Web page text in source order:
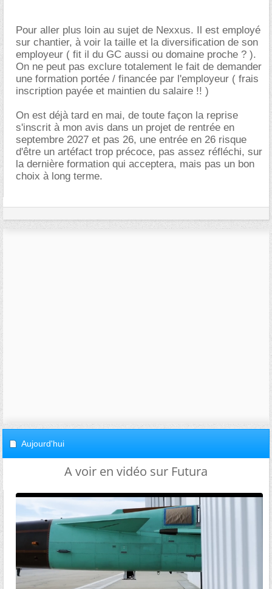
Pour aller plus loin au sujet de Nexxus. Il est employé
sur chantier, à voir la taille et la diversification de son
employeur ( fit il du GC aussi ou domaine proche ? ).
On ne peut pas exclure totalement le fait de demander
une formation portée / financée par l'employeur ( frais
inscription payée et maintien du salaire !! )
On est déjà tard en mai, de toute façon la reprise
s'inscrit à mon avis dans un projet de rentrée en
septembre 2027 et pas 26, une entrée en 26 risque
d'être un artéfact trop précoce, pas assez réfléchi, sur
la dernière formation qui acceptera, mais pas un bon
choix à long terme.
Aujourd'hui
A voir en vidéo sur Futura